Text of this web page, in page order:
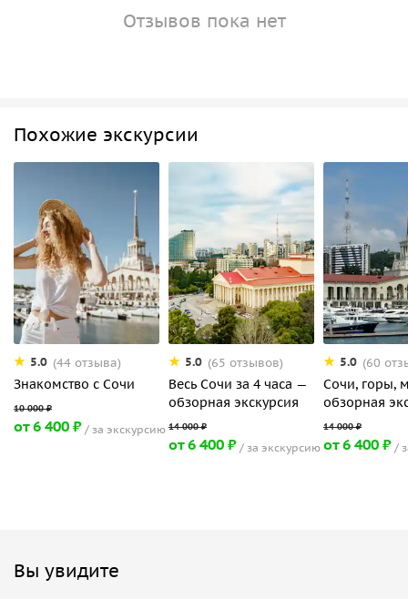
Отзывов пока нет
Похожие экскурсии
5.0 (44 отзыва)
Знакомство с Сочи
от 6 400 ₽ за экскурсию
5.0 (65 отзывов)
Весь Сочи за 4 часа —
обзорная экскурсия
от 6 400 ₽ за экскурсию
5.0 (60
Сочи, горы,
обзорная
от 6 400 ₽
Вы увидите